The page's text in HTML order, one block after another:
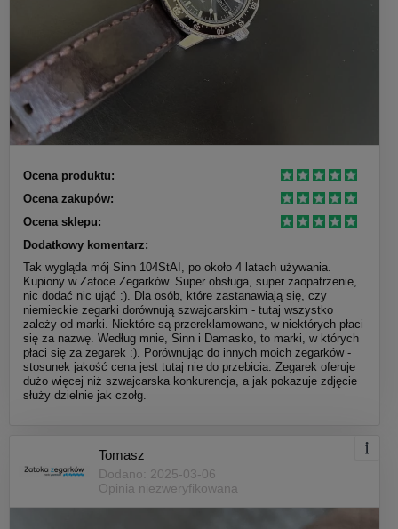
Ocena produktu:
Ocena zakupów:
Ocena sklepu:
Dodatkowy komentarz:
Tak wygląda mój Sinn 104StAI, po około 4 latach używania.
Kupiony w Zatoce Zegarków. Super obsługa, super zaopatrzenie,
nic dodać nic ująć :). Dla osób, które zastanawiają się, czy
niemieckie zegarki dorównują szwajcarskim - tutaj wszystko
zależy od marki. Niektóre są przereklamowane, w niektórych płaci
się za nazwę. Według mnie, Sinn i Damasko, to marki, w których
płaci się za zegarek :). Porównując do innych moich zegarków -
stosunek jakość cena jest tutaj nie do przebicia. Zegarek oferuje
dużo więcej niż szwajcarska konkurencja, a jak pokazuje zdjęcie
służy dzielnie jak czołg.
Tomasz
Dodano: 2025-03-06
Opinia niezweryfikowana